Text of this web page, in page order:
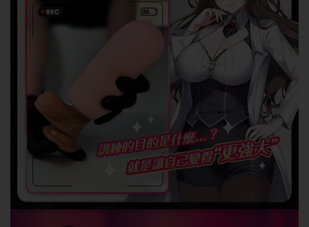
抱歉!必須年滿18歲
才能閱覽OGC網站
回上一頁